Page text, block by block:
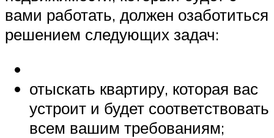
вами работать, должен озаботиться
решением следующих задач:
отыскать квартиру, которая вас
устроит и будет соответствовать
всем вашим требованиям;